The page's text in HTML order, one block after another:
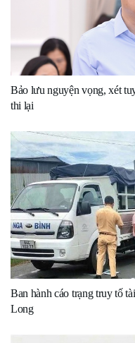
Bảo lưu nguyện vọng, xét
thi lại
Ban hành cáo trạng truy tố
Long